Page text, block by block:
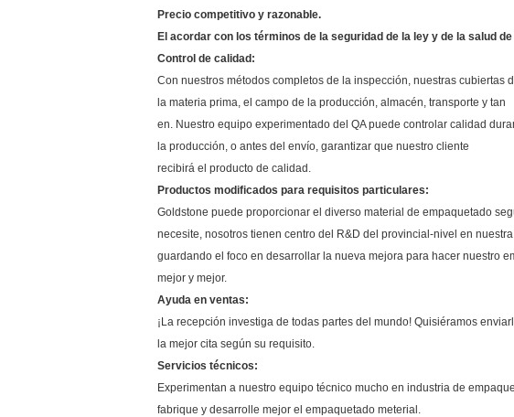
Precio competitivo y razonable.
El acordar con los términos de la seguridad de la ley y de la salud
Control de calidad:
Con nuestros métodos completos de la inspección, nuestras cubiertas
la materia prima, el campo de la producción, almacén, transporte y tan
en. Nuestro equipo experimentado del QA puede controlar calidad
la producción, o antes del envío, garantizar que nuestro cliente
recibirá el producto de calidad.
Productos modificados para requisitos particulares:
Goldstone puede proporcionar el diverso material de empaquetado
necesite, nosotros tienen centro del R&D del provincial-nivel en
guardando el foco en desarrollar la nueva mejora para hacer nuestro
mejor y mejor.
Ayuda en ventas:
¡La recepción investiga de todas partes del mundo! Quisiéramos
la mejor cita según su requisito.
Servicios técnicos:
Experimentan a nuestro equipo técnico mucho en industria de
fabrique y desarrolle mejor el empaquetado meterial.